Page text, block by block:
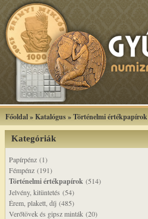
Főoldal»Katalógus»Történelmi értékpapírok
Kategóriák
Papírpénz (1)
Fémpénz (191)
Történelmi értékpapírok (514)
Jelvény, kitüntetés (54)
Érem, plakett, díj (485)
Verőtövek és gipsz minták (20)